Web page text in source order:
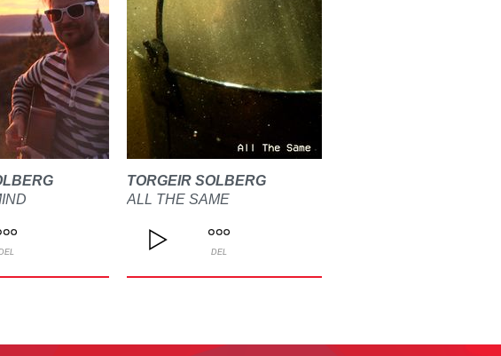
TORGEIR SOLBERG
ALL THE SAME
DEL